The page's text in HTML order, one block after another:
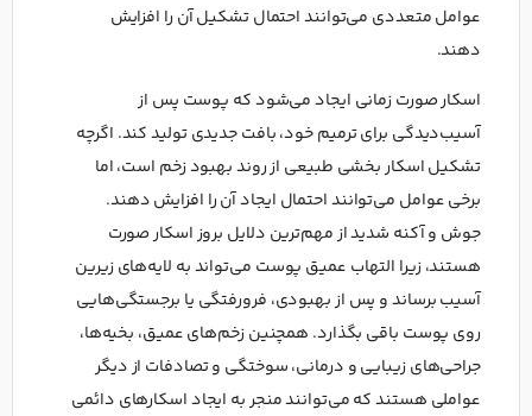
عوامل متعددی می‌توانند احتمال تشکیل آن را افزایش
دهند.
اسکار صورت زمانی ایجاد می‌شود که پوست پس از
آسیب‌دیدگی برای ترمیم خود، بافت جدیدی تولید کند. اگرچه
تشکیل اسکار بخشی طبیعی از روند بهبود زخم است، اما
برخی عوامل می‌توانند احتمال ایجاد آن را افزایش دهند.
جوش و آکنه شدید از مهم‌ترین دلایل بروز اسکار صورت
هستند، زیرا التهاب عمیق پوست می‌تواند به لایه‌های زیرین
آسیب برساند و پس از بهبودی، فرورفتگی یا برجستگی‌هایی
روی پوست باقی بگذارد. همچنین زخم‌های عمیق، بخیه‌ها،
جراحی‌های زیبایی و درمانی، سوختگی و تصادفات از دیگر
عواملی هستند که می‌توانند منجر به ایجاد اسکارهای دائمی